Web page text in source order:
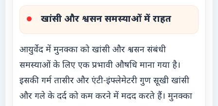
खांसी और श्वसन समस्याओं में राहत
आयुर्वेद में मुनक्का को खांसी और श्वसन संबंधी
समस्याओं के लिए एक प्रभावी औषधि माना गया है।
इसकी गर्म तासीर और एंटी-इंफ्लेमेटरी गुण सूखी खांसी
और गले के दर्द को कम करने में मदद करते हैं। मुनक्का